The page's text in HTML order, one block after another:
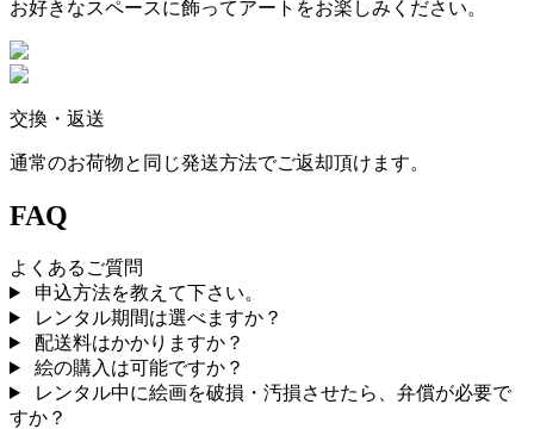
お好きなスペースに飾ってアートをお楽しみください。
交換・返送
通常のお荷物と同じ発送方法でご返却頂けます。
FAQ
よくあるご質問
申込方法を教えて下さい。
レンタル期間は選べますか？
配送料はかかりますか？
絵の購入は可能ですか？
レンタル中に絵画を破損・汚損させたら、弁償が必要で
すか？